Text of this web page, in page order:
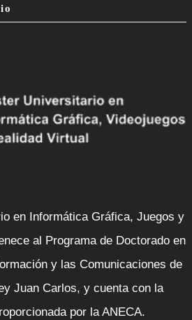
en Informática Gráfica, Juegos y
al Programa de Doctorado en
y las Comunicaciones de
Juan Carlos, y cuenta con la
por la ANECA.